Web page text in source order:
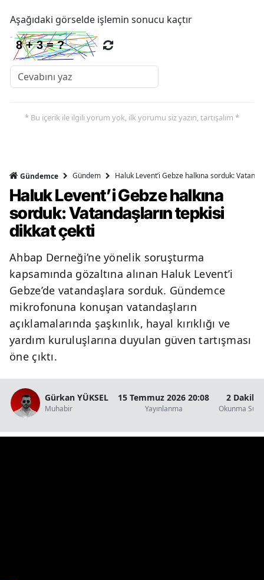
Aşağıdaki görselde işlemin sonucu kaçtır
* Bu içerik ile ilgili yorum yok, ilk yorumu siz yazın, tartışalım *
Gündemce Gündem Haluk Levent’i Gebze halkına sorduk:
Haluk Levent’i Gebze halkına
sorduk: Vatandaşların tepkisi
dikkat çekti
Ahbap Derneği’ne yönelik soruşturma
kapsamında gözaltına alınan Haluk Levent’i
Gebze’de vatandaşlara sorduk. Gündemce
mikrofonuna konuşan vatandaşların
açıklamalarında şaşkınlık, hayal kırıklığı ve
yardım kuruluşlarına duyulan güven tartışması
öne çıktı.
Gürkan YÜKSEL
Muhabir
15 Temmuz 2026 20:08
Yayınlanma
2 Dakika
Okunma